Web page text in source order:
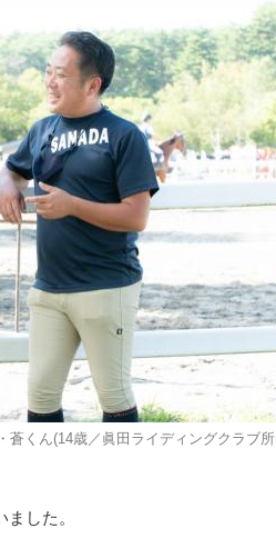
蒼くん(14歳／眞田ライディングクラブ所
した。